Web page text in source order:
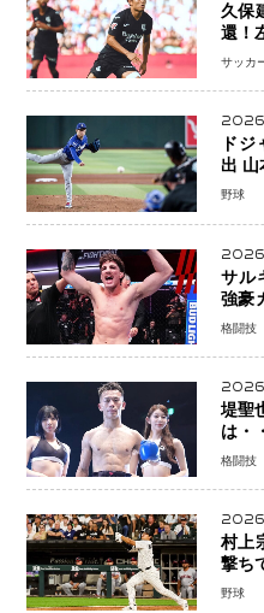
久保
還！
サッカ
ド
出 山
平選
野球
サル
強豪
の豪
格闘技
堤聖
は・
問符
格闘技
村上
撃ち
はス
野球